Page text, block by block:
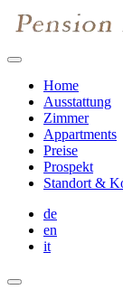
Home
Ausstattung
Zimmer
Appartments
Preise
Prospekt
Standort &
de
en
it